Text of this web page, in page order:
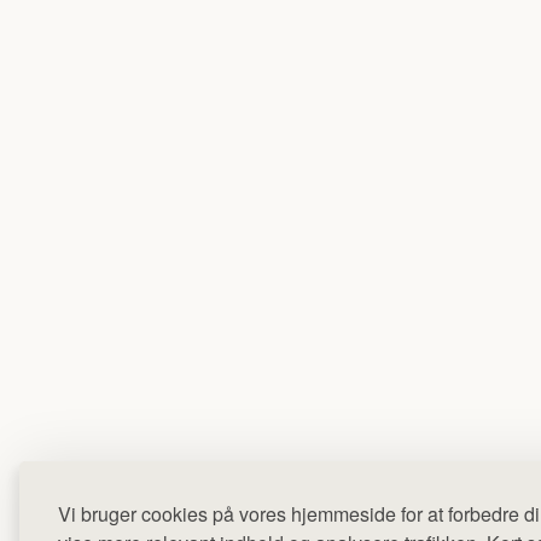
Vi bruger cookies på vores hjemmeside for at forbedre